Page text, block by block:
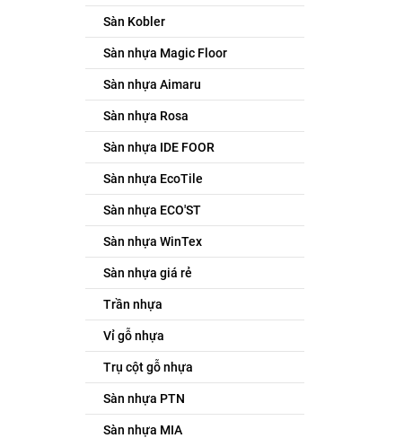
Sàn Kobler
Sàn nhựa Magic Floor
Sàn nhựa Aimaru
Sàn nhựa Rosa
Sàn nhựa IDE FOOR
Sàn nhựa EcoTile
Sàn nhựa ECO'ST
Sàn nhựa WinTex
Sàn nhựa giá rẻ
Trần nhựa
Vỉ gỗ nhựa
Trụ cột gỗ nhựa
Sàn nhựa PTN
Sàn nhựa MIA